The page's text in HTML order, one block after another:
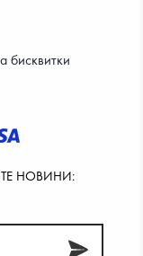
бисквитки
НОВИНИ: